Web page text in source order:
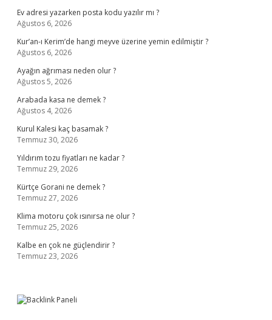
Ev adresi yazarken posta kodu yazılır mı ?
Ağustos 6, 2026
Kur’an-ı Kerim’de hangi meyve üzerine yemin edilmiştir ?
Ağustos 6, 2026
Ayağın ağrıması neden olur ?
Ağustos 5, 2026
Arabada kasa ne demek ?
Ağustos 4, 2026
Kurul Kalesi kaç basamak ?
Temmuz 30, 2026
Yıldırım tozu fiyatları ne kadar ?
Temmuz 29, 2026
Kürtçe Gorani ne demek ?
Temmuz 27, 2026
Klima motoru çok ısınırsa ne olur ?
Temmuz 25, 2026
Kalbe en çok ne güçlendirir ?
Temmuz 23, 2026